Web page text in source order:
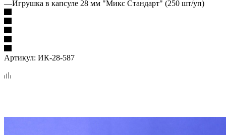
—Игрушка в капсуле 28 мм "Микс Стандарт" (250 шт/уп)
Артикул: ИК-28-587